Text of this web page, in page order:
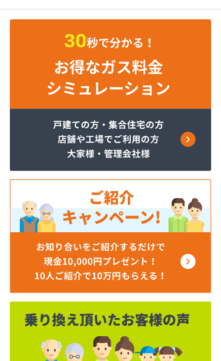
株式会社下出商会 LPG充填所
株式会社加藤商会 西奈良ガスサービスステーショ
株式会社岩井商店
株式会社近藤総合設備
株式会社高橋商店大和高田SS
株式会社少名子
株式会社森脇商店
株式会社杉原商店 藤ノ木台営業所
株式会社杉原商店 本社
株式会社都祁商会
株式会社堀内商店
乾プロパンガス店
五条ガス株式会社
坂口燃料店
三保産業株式会社 奈良営業所
市川燃料店
小橋商店
松倉商事株式会社 本社・高田基地営業所
松倉商事株式会社奈良営業所
松村商店
松本燃料店
植田商店
森下住設株式会社